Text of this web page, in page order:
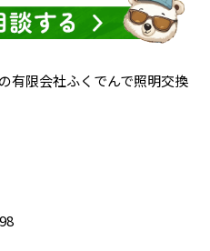
有限会社ふくでんで照明交換